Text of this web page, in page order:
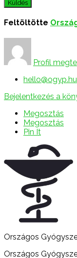
Feltöltötte
Profil
hello@ogyp.hu
Bejelentkezés a
Megosztás
Megosztás
Pin It
Országos
Országos